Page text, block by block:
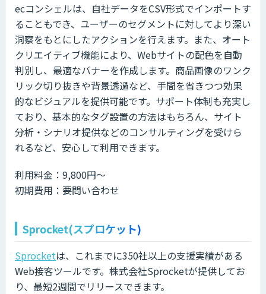
ecコンシェルは、自社データをCSV形式でインポートす
ることもでき、ユーザーのセグメントに対してより深い
洞察をもとにしたアクションを行えます。また、オート
クリエイティブ機能により、Webサイトの配色を自動
判別し、最適なバナーを作成します。商品画像のワンク
リック切り抜きや背景透過など、手間を省きつつ効果
的なビジュアルを提供可能です。サポート体制も充実し
ており、基本的なタグ設置の方法はもちろん、サイト
分析・シナリオ提供などのコンサルティングを受けら
れるなど、安心して利用できます。
利用料金：9,800円～
初期費用：要問い合わせ
Sprocket(スプロケット)
Sprocketは、これまでに350社以上の支援実績がある
Web接客ツールです。株式会社Sprocketが提供してお
り、最短2週間でリリースできます。